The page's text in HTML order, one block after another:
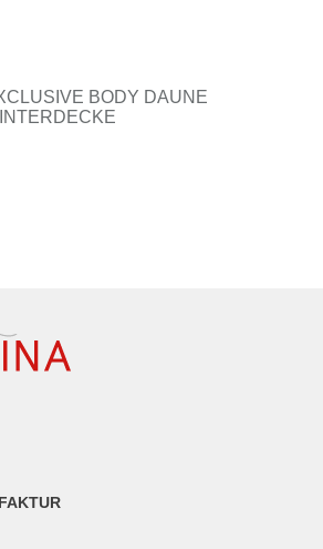
BODY DAUNE